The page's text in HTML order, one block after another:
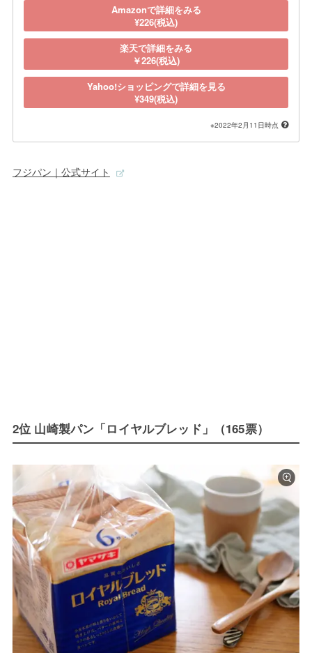
Amazonで詳細をみる
¥226(税込)
楽天で詳細をみる
￥226(税込)
Yahoo!ショッピングで詳細を見る
¥349(税込)
※2022年2月11日時点
フジパン｜公式サイト
2位 山崎製パン「ロイヤルブレッド」（165票）